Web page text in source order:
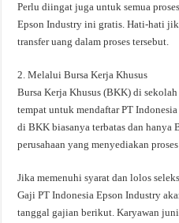
Perlu diingat juga untuk semua
Epson Industry ini gratis. Hati-hati
transfer uang dalam proses tersebut.
2. Melalui Bursa Kerja Khusus
Bursa Kerja Khusus (BKK) di
tempat untuk mendaftar PT
di BKK biasanya terbatas dan hanya
perusahaan yang menyediakan
Jika memenuhi syarat dan lolos
Gaji PT Indonesia Epson Industry
tanggal gajian berikut. Karyawan